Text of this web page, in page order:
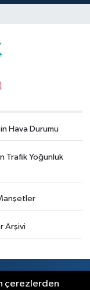
Hava Durumu
Trafik Yoğunluk
Arşivi
çerezlerden